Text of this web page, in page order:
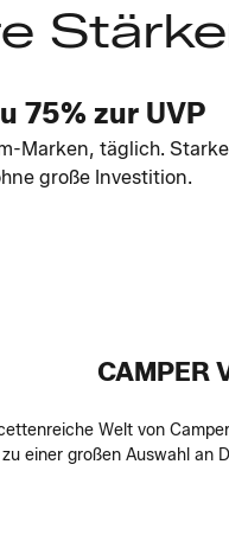
75% zur UVP
Marken, täglich.
große Investition.
CAMPER
Welt von
einer großen Auswahl an